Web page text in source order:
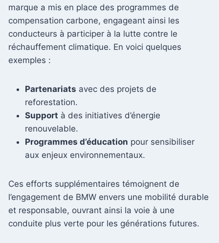
marque a mis en place des programmes de
compensation carbone, engageant ainsi les
conducteurs à participer à la lutte contre le
réchauffement climatique. En voici quelques
exemples :
Partenariats avec des projets de
reforestation.
Support à des initiatives d’énergie
renouvelable.
Programmes d’éducation pour sensibiliser
aux enjeux environnementaux.
Ces efforts supplémentaires témoignent de
l’engagement de BMW envers une mobilité durable
et responsable, ouvrant ainsi la voie à une
conduite plus verte pour les générations futures.